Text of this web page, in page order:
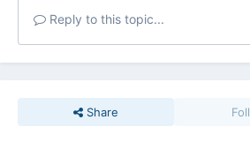
Reply to this topic...
Share